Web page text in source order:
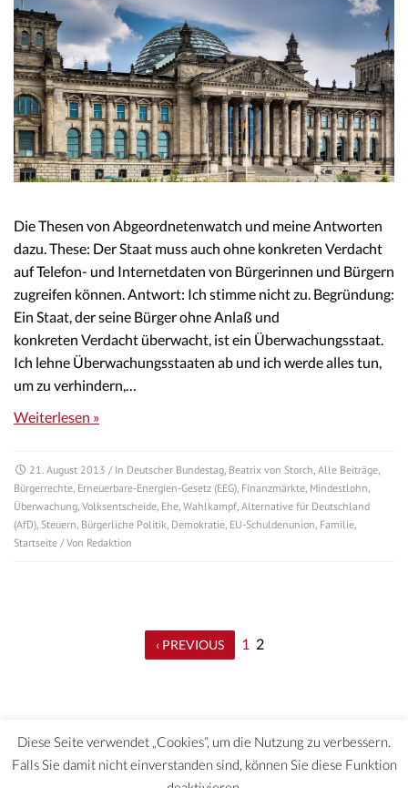
Die Thesen von Abgeordnetenwatch und meine Antworten
dazu. These: Der Staat muss auch ohne konkreten Verdacht
auf Telefon- und Internetdaten von Bürgerinnen und Bürgern
zugreifen können. Antwort: Ich stimme nicht zu. Begründung:
Ein Staat, der seine Bürger ohne Anlaß und
konkreten Verdacht überwacht, ist ein Überwachungsstaat.
Ich lehne Überwachungsstaaten ab und ich werde alles tun,
um zu verhindern,…
Weiterlesen »
21. August 2013 / In Deutscher Bundestag, Beatrix von Storch, Alle Beiträge,
Bürgerrechte, Erneuerbare-Energien-Gesetz (EEG), Finanzmärkte, Mindestlohn,
Überwachung, Volksentscheide, Ehe, Wahlkampf, Alternative für Deutschland
(AfD), Steuern, Bürgerliche Politik, Demokratie, EU-Schuldenunion, Familie,
Startseite / Von Redaktion
‹ PREVIOUS 1 2
Diese Seite verwendet „Cookies“, um die Nutzung zu verbessern.
Falls Sie damit nicht einverstanden sind, können Sie diese Funktion